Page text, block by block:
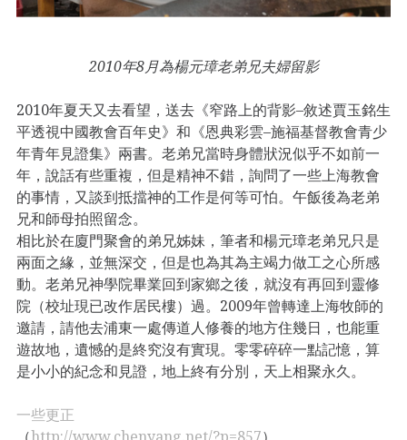
2010年8月為楊元璋老弟兄夫婦留影
2010年夏天又去看望，送去《窄路上的背影–敘述賈玉銘生
平透視中國教會百年史》和《恩典彩雲–施福基督教會青少
年青年見證集》兩書。老弟兄當時身體狀況似乎不如前一
年，說話有些重複，但是精神不錯，詢問了一些上海教會
的事情，又談到抵擋神的工作是何等可怕。午飯後為老弟
兄和師母拍照留念。
相比於在廈門聚會的弟兄姊妹，筆者和楊元璋老弟兄只是
兩面之緣，並無深交，但是也為其為主竭力做工之心所感
動。老弟兄神學院畢業回到家鄉之後，就沒有再回到靈修
院（校址現已改作居民樓）過。2009年曾轉達上海牧師的
邀請，請他去浦東一處傳道人修養的地方住幾日，也能重
遊故地，遺憾的是終究沒有實現。零零碎碎一點記憶，算
是小小的紀念和見證，地上終有分別，天上相聚永久。
一些更正
（http://www.chenyang.net/?p=857）